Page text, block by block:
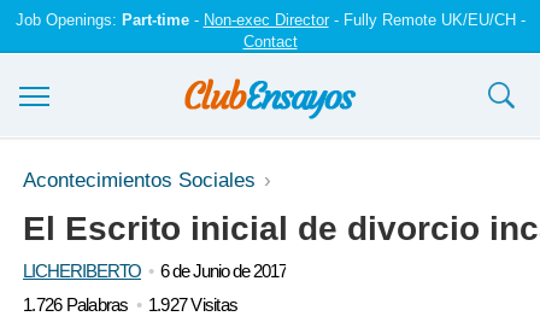
Job Openings: Part-time- Non-exec Director- Fully Remote UK/EU/CH -
Contact
Ensayos y trabajos
Registrarse
Iniciar sesión
Acontecimientos Sociales
El Escrito inicial de divorcio
LICHERIBERTO
6 de Junio de 2017
1.726 Palabras
1.927 Visitas